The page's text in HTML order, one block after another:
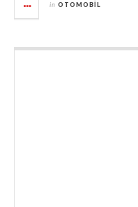
in OTOMOBIL